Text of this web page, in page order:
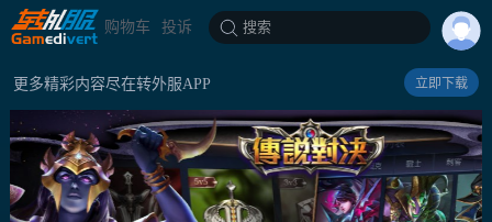
购物车 投诉 搜索
更多精彩内容尽在转外服APP 立即下载